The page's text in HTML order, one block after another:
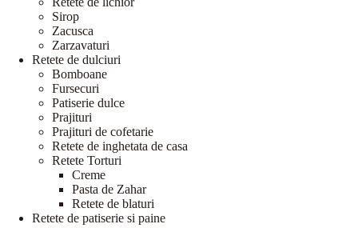
Sirop
Zacusca
Zarzavaturi
Retete de dulciuri
Bomboane
Fursecuri
Patiserie dulce
Prajituri
Prajituri de cofetarie
Retete de inghetata de casa
Retete Torturi
Creme
Pasta de Zahar
Retete de blaturi
Retete de patiserie si paine